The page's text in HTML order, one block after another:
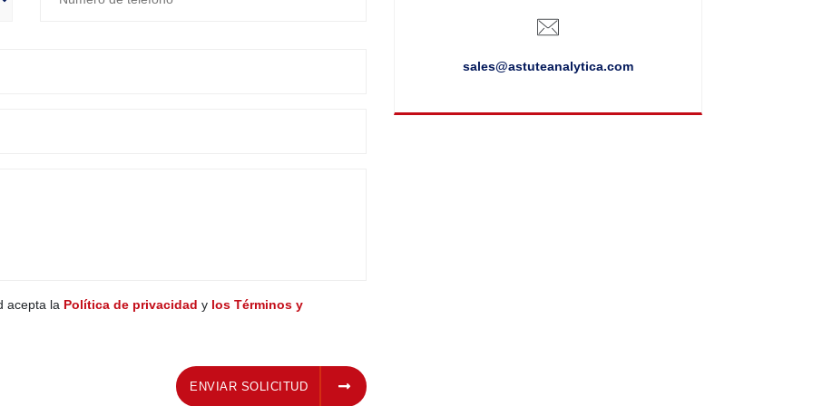
acepta la Política de privacidad y los Términos y
ENVIAR SOLICITUD
sales@astuteanalytica.com